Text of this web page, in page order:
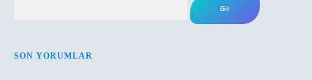
SON YORUMLAR